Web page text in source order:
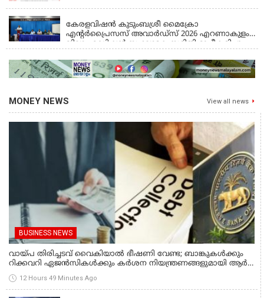
കേരളവിഷൻ കുടുംബശ്രീ മൈക്രോ
എൻ്റർപ്രൈസസ് അവാർഡ്സ് 2026 എറണാകുളം
ജില്ലാ എഡിഷൻ സംഘാടക സമിതി രൂപീകരിച്ചു
MONEY NEWS View all news
BUSINESS NEWS
വായ്പ തിരിച്ചടവ് വൈകിയാൽ ഭീഷണി വേണ്ട; ബാങ്കുകൾക്കും
റിക്കവറി ഏജൻസികൾക്കും കർശന നിയന്ത്രണങ്ങളുമായി ആർ
ബി ഐ; ഇഎംഐ മുടങ്ങിയാല്‍ സ്മാര്‍ട്ട് ഫോണ്‍ ലോക്ക്
ആകുമോ? ആര്‍ബിഐയുടെ പുതിയ നിര്‍ദേശങ്ങള്‍
12 Hours 49 Minutes Ago